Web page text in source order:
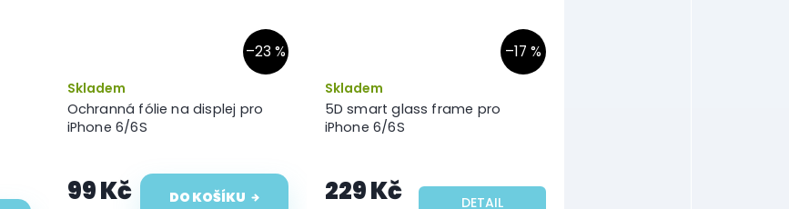
–23 %
Ochranná fólie na displej pro
iPhone 6/6S
Skladem
99 Kč DO KOŠÍKU
–17 %
5D smart glass frame pro
iPhone 6/6S
Skladem
229 Kč DETAIL